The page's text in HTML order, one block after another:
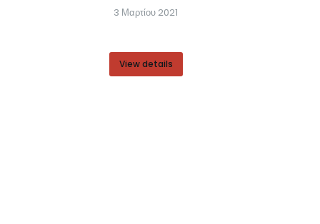
3 Μαρτίου 2021
View details